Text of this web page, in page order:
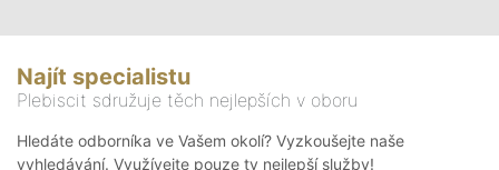
Najít specialistu
Plebiscit sdružuje těch nejlepších v oboru
Hledáte odborníka ve Vašem okolí? Vyzkoušejte naše
vyhledávání. Využívejte pouze ty nejlepší služby!